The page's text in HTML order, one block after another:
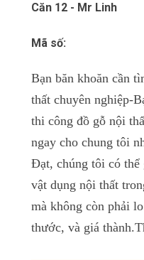
Căn 12 - Mr Linh
Mã số:
Bạn băn khoăn cần
thất chuyên nghiệp-
thi công đồ gỗ nội
ngay cho chung tôi
Đạt, chúng tôi có thể
vật dụng nội thất
mà không còn phải
thước, và giá thành.